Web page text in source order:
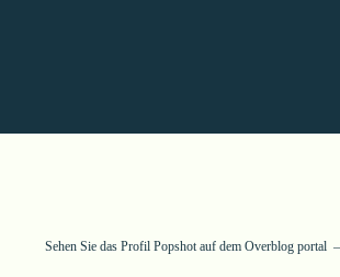
Sehen Sie das Profil Popshotauf dem Overblog portal